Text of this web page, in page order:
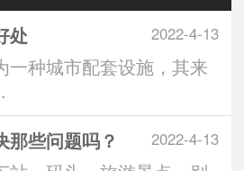
2022-4-13
处
一种城市配套设施，其来
2022-4-13
那些问题吗？